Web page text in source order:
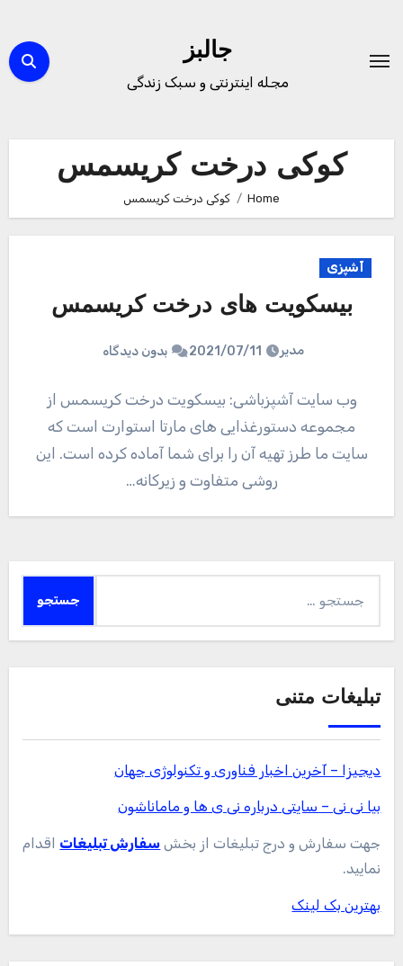
content
جالبز
مجله اینترنتی و سبک زندگی
کوکی درخت کریسمس
Home کوکی درخت کریسمس
آشپزی
بیسکویت های درخت کریسمس
مدیر 2021/07/11 بدون دیدگاه
وب سایت آشپزباشی: بیسکویت درخت کریسمس از
مجموعه دستورغذایی های مارتا استوارت است که
سایت ما طرز تهیه آن را برای شما آماده کرده است. این
روشی متفاوت و زیرکانه…
برای:
تبلیغات متنی
دیجیزا – آخرین اخبار فناوری و تکنولوژی جهان
بیا نی نی – سایتی درباره نی ی ها و ماماناشون
جهت سفارش و درج تبلیغات از بخش سفارش تبلیغات اقدام
نمایید.
بهترین بک لینک